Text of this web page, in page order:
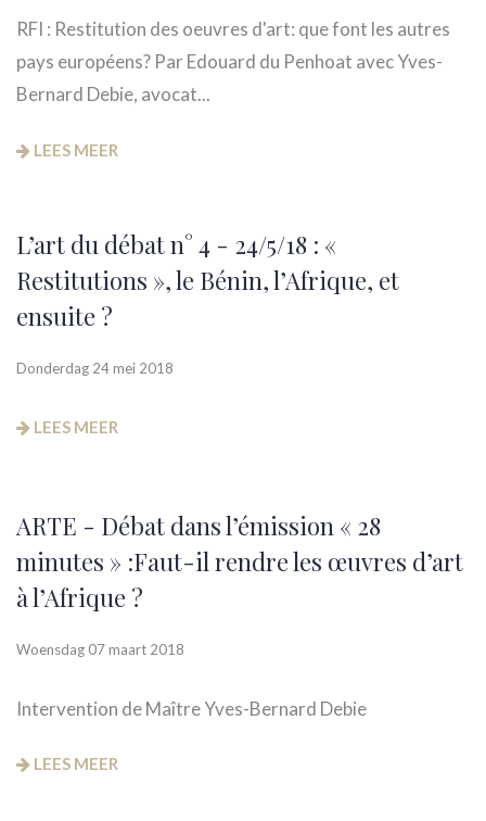
RFI : Restitution des oeuvres d'art: que font les autres
pays européens? Par Edouard du Penhoat avec Yves-
Bernard Debie, avocat...
LEES MEER
L’art du débat n° 4 - 24/5/18 : «
Restitutions », le Bénin, l’Afrique, et
ensuite ?
Donderdag 24 mei 2018
LEES MEER
ARTE - Débat dans l’émission « 28
minutes » :Faut-il rendre les œuvres d’art
à l’Afrique ?
Woensdag 07 maart 2018
Intervention de Maître Yves-Bernard Debie
LEES MEER